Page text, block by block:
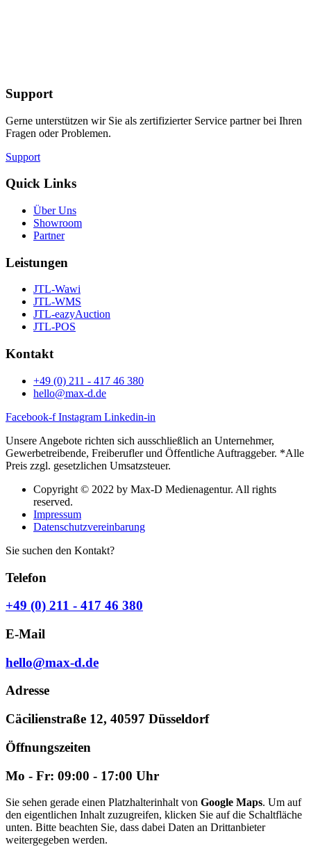
Support
Gerne unterstützen wir Sie als zertifizierter Service partner bei Ihren
Fragen oder Problemen.
Support
Quick Links
Über Uns
Showroom
Partner
Leistungen
JTL-Wawi
JTL-WMS
JTL-eazyAuction
JTL-POS
Kontakt
+49 (0) 211 - 417 46 380
hello@max-d.de
Facebook-f Instagram Linkedin-in
Unsere Angebote richten sich ausschließlich an Unternehmer,
Gewerbetreibende, Freiberufler und Öffentliche Auftraggeber. *Alle
Preis zzgl. gesetzlichen Umsatzsteuer.
Copyright © 2022 by Max-D Medienagentur. All rights
reserved.
Impressum
Datenschutzvereinbarung
Sie suchen den Kontakt?
Telefon
+49 (0) 211 - 417 46 380
E-Mail
hello@max-d.de
Adresse
Cäcilienstraße 12, 40597 Düsseldorf
Öffnungszeiten
Mo - Fr: 09:00 - 17:00 Uhr
Sie sehen gerade einen Platzhalterinhalt von Google Maps. Um auf
den eigentlichen Inhalt zuzugreifen, klicken Sie auf die Schaltfläche
unten. Bitte beachten Sie, dass dabei Daten an Drittanbieter
weitergegeben werden.